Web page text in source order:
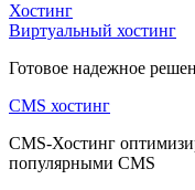
Хостинг
Виртуальный хостинг
Готовое надежное
CMS хостинг
CMS-Хостинг
популярными CMS